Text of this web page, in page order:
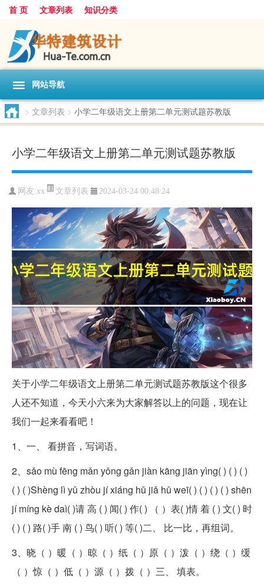
首 页 文章列表 知识分类
网站导航
> 文章列表 > 小学二年级语文上册第二单元测试题苏教版
小学二年级语文上册第二单元测试题苏教版
网友:xx 文章列表 2024-03-24 00:48:24
关于小学二年级语文上册第二单元测试题苏教版这个很多
人还不知道，今天小六来为大家解答以上的问题，现在让
我们一起来看看吧！
1、一、 看拼音，写词语。
2、sǎo mù fēng mǎn yǒng gǎn jiàn kāng jiān yìng( ) ( ) ( )
( ) ( )Shèng lì yǔ zhòu jí xiáng hǔ jiǎ hǔ weī( ) ( ) ( ) ( ) shēn
jí míng kè daì( )请 高 ( ) 闻( ) 作( ) （ ）表( )情 着 ( ) 文( ) 时
( ) ( ) 路( )手 南 ( ) 鸟( ) 听( ) 等( )二、 比一比，再组词。
3、晓（ ）暖（ ）晾（ ）纸（ ）原（ ）泼（ ）绕（ ）缓
（ ）惊（ ）低（ ）源（ ）拨（ ）三、 填表。